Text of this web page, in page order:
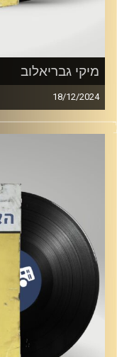
מיקי גבריאלוב
18/12/2024
מיקי גבריאלוב
אחרים", וגם: דת,